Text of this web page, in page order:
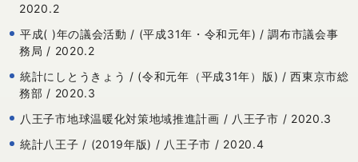
2020.2
平成( )年の議会活動 / (平成31年・令和元年) / 調布市議会事
務局 / 2020.2
統計にしとうきょう / (令和元年（平成31年）版) / 西東京市総
務部 / 2020.3
八王子市地球温暖化対策地域推進計画 / 八王子市 / 2020.3
統計八王子 / (2019年版) / 八王子市 / 2020.4